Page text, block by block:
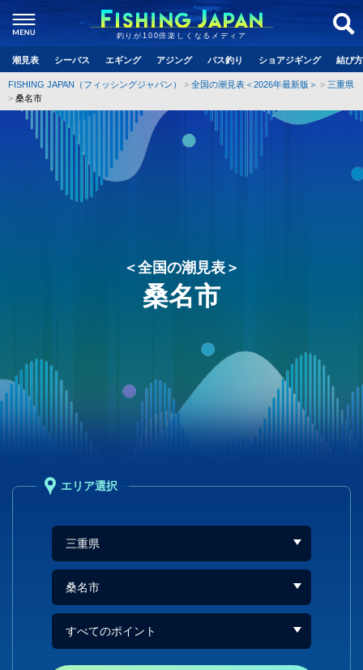
釣りが100倍楽しくなるメディア
潮見表 シーバス エギング アジング バス釣り ショアジギング 結び
FISHING JAPAN（フィッシングジャパン） 全国の潮見表＜2026年最新版＞
三重県
桑名市
＜全国の潮見表＞
桑名市
エリア選択